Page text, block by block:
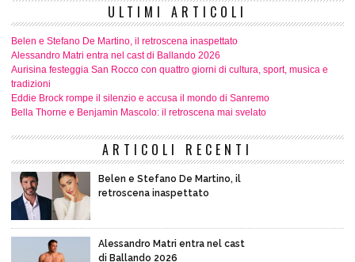
ULTIMI ARTICOLI
Belen e Stefano De Martino, il retroscena inaspettato
Alessandro Matri entra nel cast di Ballando 2026
Aurisina festeggia San Rocco con quattro giorni di cultura, sport, musica e
tradizioni
Eddie Brock rompe il silenzio e accusa il mondo di Sanremo
Bella Thorne e Benjamin Mascolo: il retroscena mai svelato
ARTICOLI RECENTI
Belen e Stefano De Martino, il
retroscena inaspettato
Alessandro Matri entra nel cast
di Ballando 2026